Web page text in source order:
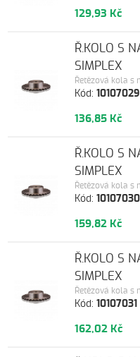
129,93 Kč
Kód:10107029
Řetězová kola s
Ř.KOLO S
SIMPLEX
136,85 Kč
Kód:10107030
Řetězová kola s
Ř.KOLO S
SIMPLEX
159,82 Kč
Kód:10107031
Řetězová kola s
Ř.KOLO S
SIMPLEX
162,02 Kč